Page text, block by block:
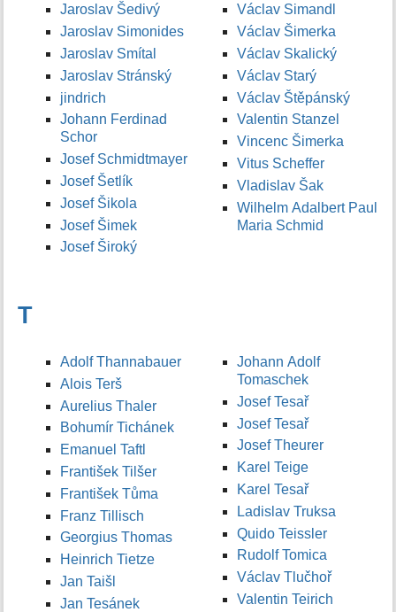
Jaroslav Šedivý
Jaroslav Simonides
Jaroslav Smítal
Jaroslav Stránský
jindrich
Johann Ferdinad
Schor
Josef Schmidtmayer
Josef Šetlík
Josef Šikola
Josef Šimek
Josef Široký
Václav Simandl
Václav Šimerka
Václav Skalický
Václav Starý
Václav Štěpánský
Valentin Stanzel
Vincenc Šimerka
Vitus Scheffer
Vladislav Šak
Wilhelm Adalbert Paul
Maria Schmid
T
Adolf Thannabauer
Alois Terš
Aurelius Thaler
Bohumír Tichánek
Emanuel Taftl
František Tilšer
František Tůma
Franz Tillisch
Georgius Thomas
Heinrich Tietze
Jan Taišl
Jan Tesánek
Johann Adolf
Tomaschek
Josef Tesař
Josef Tesař
Josef Theurer
Karel Teige
Karel Tesař
Ladislav Truksa
Quido Teissler
Rudolf Tomica
Václav Tlučhoř
Valentin Teirich